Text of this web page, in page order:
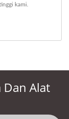
kami.
Dan Alat